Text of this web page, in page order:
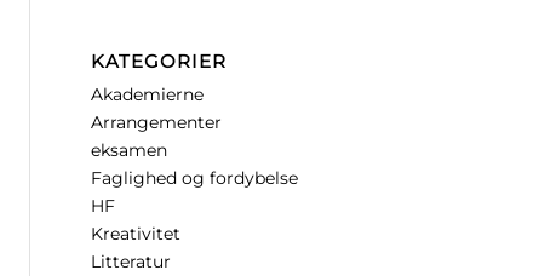
KATEGORIER
Akademierne
Arrangementer
eksamen
Faglighed og fordybelse
HF
Kreativitet
Litteratur